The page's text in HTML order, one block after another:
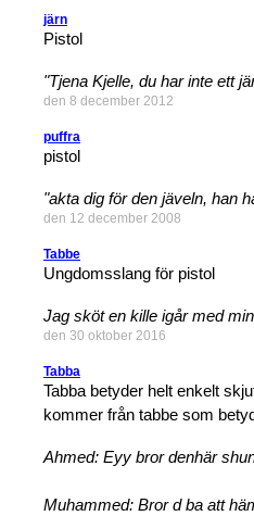
järn
Pistol
"Tjena Kjelle, du har inte ett
den 8 december 2012
puffra
pistol
"akta dig för den jäveln, han
den 12 december 2008
Tabbe
Ungdomsslang för pistol
Jag sköt en kille igår med
den 30 oktober 2016
Tabba
Tabba betyder helt enkelt
kommer från tabbe som
Ahmed: Eyy bror denhär
Muhammed: Bror d ba att